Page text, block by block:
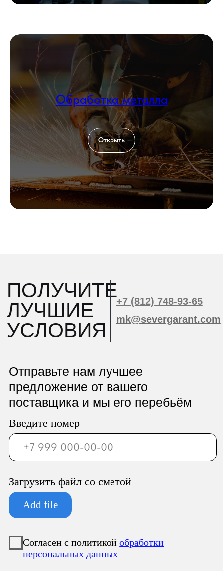
Обработка металла
Открыть
ООО «Север Гарант»
Юридический адрес:
196247, Санкт-Петербург г, вн.тер.г.
муниципальный округ
Новоизмайловское, пл. Конституции, д.
Фактический адрес: